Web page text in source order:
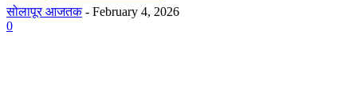
सोलापूर आजतक - February 4, 2026
0